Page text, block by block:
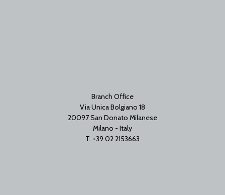
Branch Office
Via Unica Bolgiano 18
20097 San Donato Milanese
Milano - Italy
T. +39 02 2153663